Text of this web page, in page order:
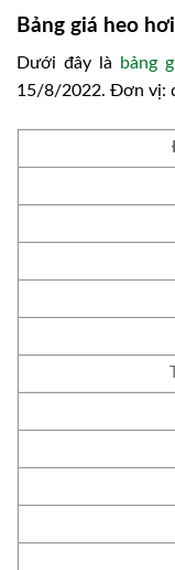
Bảng giá heo
Dưới đây là bảng
15/8/2022. Đơn vị: